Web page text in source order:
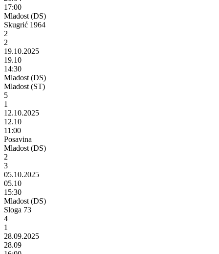
17:00
Mladost (DS)
Skugrić 1964
2
2
19.10.2025
19.10
14:30
Mladost (DS)
Mladost (ST)
5
1
12.10.2025
12.10
11:00
Posavina
Mladost (DS)
2
3
05.10.2025
05.10
15:30
Mladost (DS)
Sloga 73
4
1
28.09.2025
28.09